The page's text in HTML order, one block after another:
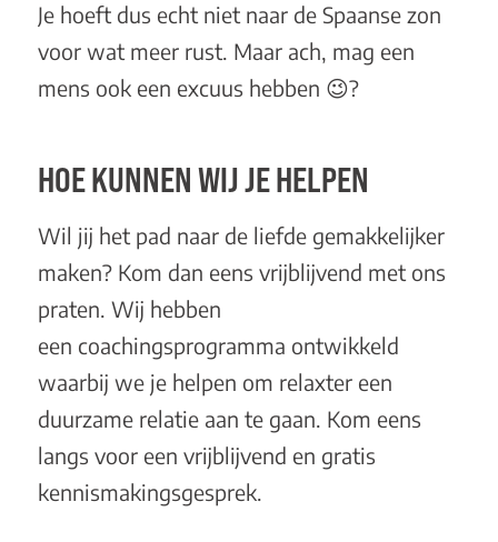
Je hoeft dus echt niet naar de Spaanse zon
voor wat meer rust. Maar ach, mag een
mens ook een excuus hebben 😉?
HOE KUNNEN WIJ JE HELPEN
Wil jij het pad naar de liefde gemakkelijker
maken? Kom dan eens vrijblijvend met ons
praten. Wij hebben
een coachingsprogramma ontwikkeld
waarbij we je helpen om relaxter een
duurzame relatie aan te gaan. Kom eens
langs voor een vrijblijvend en gratis
kennismakingsgesprek.